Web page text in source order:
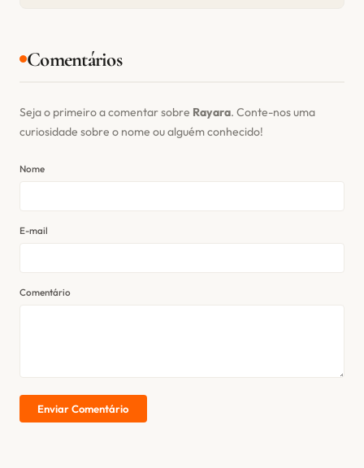
Comentários
Seja o primeiro a comentar sobre Rayara. Conte-nos uma
curiosidade sobre o nome ou alguém conhecido!
Nome
E-mail
Comentário
Enviar Comentário